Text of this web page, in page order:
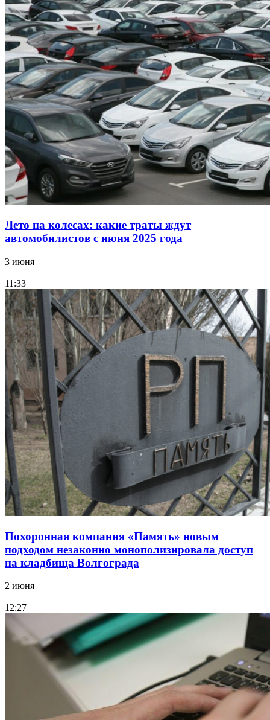
Лето на колесах: какие траты ждут
автомобилистов с июня 2025 года
3 июня
11:33
Похоронная компания «Память» новым
подходом незаконно монополизировала доступ
на кладбища Волгограда
2 июня
12:27